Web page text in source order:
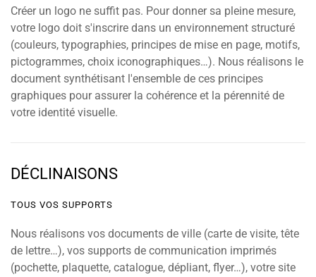
Créer un logo ne suffit pas. Pour donner sa pleine mesure,
votre logo doit s'inscrire dans un environnement structuré
(couleurs, typographies, principes de mise en page, motifs,
pictogrammes, choix iconographiques…). Nous réalisons le
document synthétisant l'ensemble de ces principes
graphiques pour assurer la cohérence et la pérennité de
votre identité visuelle.
DÉCLINAISONS
TOUS VOS SUPPORTS
Nous réalisons vos documents de ville (carte de visite, tête
de lettre…), vos supports de communication imprimés
(pochette, plaquette, catalogue, dépliant, flyer…), votre site